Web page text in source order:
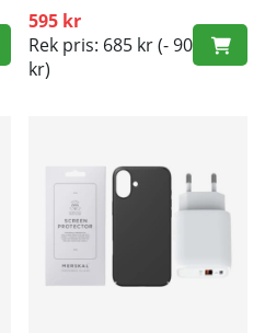
595 kr
Rek pris: 685 kr(- 90
kr)